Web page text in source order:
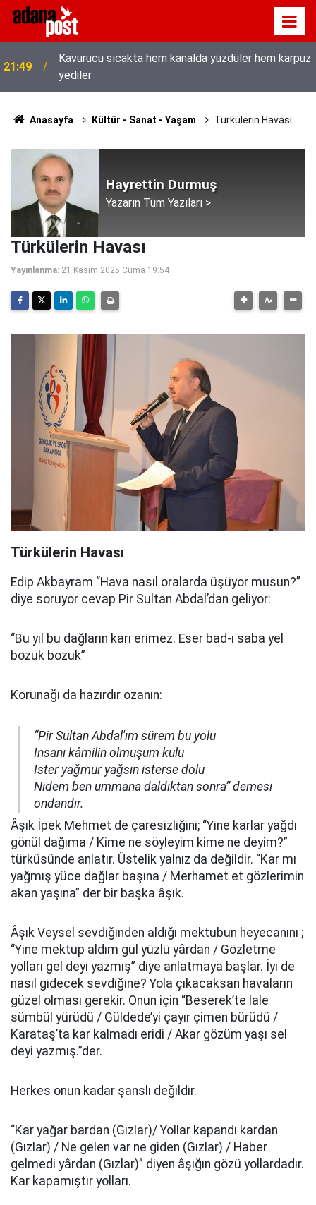
21:49
Kavurucu sıcakta hem kanalda yüzdüler hem karpuz
yediler
Anasayfa Kültür - Sanat - Yaşam Türkülerin Havası
Hayrettin Durmuş
Yazarın Tüm Yazıları >
Türkülerin Havası
Yayınlanma: 21 Kasım 2025 Cuma 19:54
Türkülerin Havası
Edip Akbayram “Hava nasıl oralarda üşüyor musun?”
diye soruyor cevap Pir Sultan Abdal’dan geliyor:
“Bu yıl bu dağların karı erimez. Eser bad-ı saba yel
bozuk bozuk”
Korunağı da hazırdır ozanın:
“Pir Sultan Abdal'ım sürem bu yolu
İnsanı kâmilin olmuşum kulu
İster yağmur yağsın isterse dolu
Nidem ben ummana daldıktan sonra” demesi
ondandır.
Âşık İpek Mehmet de çaresizliğini; “Yine karlar yağdı
gönül dağıma / Kime ne söyleyim kime ne deyim?”
türküsünde anlatır. Üstelik yalnız da değildir. “Kar mı
yağmış yüce dağlar başına / Merhamet et gözlerimin
akan yaşına” der bir başka âşık.
Âşık Veysel sevdiğinden aldığı mektubun heyecanını ;
“Yine mektup aldım gül yüzlü yârdan / Gözletme
yolları gel deyi yazmış” diye anlatmaya başlar. İyi de
nasıl gidecek sevdiğine? Yola çıkacaksan havaların
güzel olması gerekir. Onun için “Beserek’te lale
sümbül yürüdü / Güldede’yi çayır çimen bürüdü /
Karataş’ta kar kalmadı eridi / Akar gözüm yaşı sel
deyi yazmış.”der.
Herkes onun kadar şanslı değildir.
“Kar yağar bardan (Gızlar)/ Yollar kapandı kardan
(Gızlar) / Ne gelen var ne giden (Gızlar) / Haber
gelmedi yârdan (Gızlar)” diyen âşığın gözü yollardadır.
Kar kapamıştır yolları.